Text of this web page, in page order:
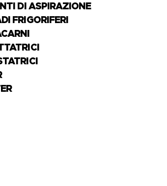
DI ASPIRAZIONE
FRIGORIFERI